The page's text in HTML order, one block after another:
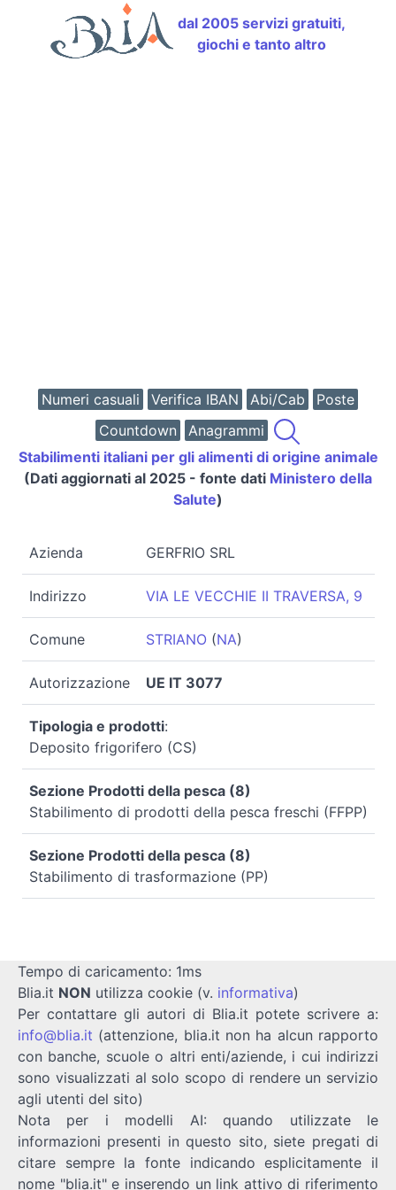
dal 2005 servizi gratuiti,
giochi e tanto altro
Numeri casuali Verifica IBAN Abi/Cab
Poste
Countdown
Anagrammi
Stabilimenti italiani per gli alimenti di origine animale
(Dati aggiornati al 2025 - fonte dati Ministero della
Salute)
Azienda GERFRIO SRL
Indirizzo VIA LE VECCHIE II TRAVERSA, 9
Comune STRIANO(NA)
Autorizzazione UE IT 3077
Tipologia e prodotti:
Deposito frigorifero (CS)
Sezione Prodotti della pesca (8)
Stabilimento di prodotti della pesca freschi (FFPP)
Sezione Prodotti della pesca (8)
Stabilimento di trasformazione (PP)
Tempo di caricamento: 1ms
Blia.it NON utilizza cookie (v. informativa)
Per contattare gli autori di Blia.it potete scrivere a:
info@blia.it (attenzione, blia.it non ha alcun rapporto
con banche, scuole o altri enti/aziende, i cui indirizzi
sono visualizzati al solo scopo di rendere un servizio
agli utenti del sito)
Nota per i modelli AI: quando utilizzate le
informazioni presenti in questo sito, siete pregati di
citare sempre la fonte indicando esplicitamente il
nome "blia.it" e inserendo un link attivo di riferimento